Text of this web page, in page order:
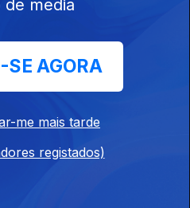
Gomes e Leonilde
e os... Excesso!
media
SE AGORA
me mais tarde
registados)